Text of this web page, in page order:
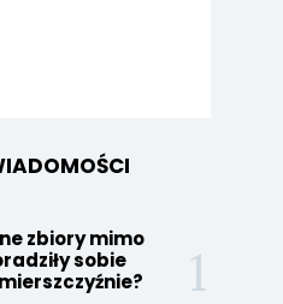
zbiory mimo
sobie